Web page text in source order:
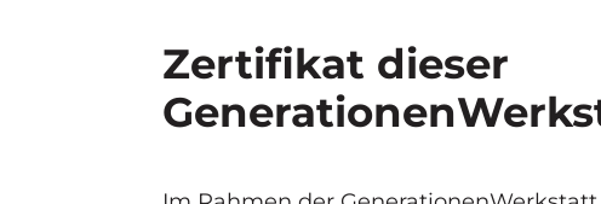
Zertifikat dieser